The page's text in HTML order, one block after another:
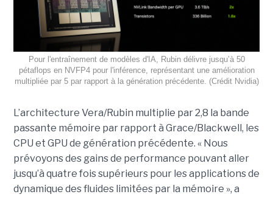
Pour l'entraînement de modèles d'IA, Rubin délivre jusqu’à 50
pétaflops en NVFP4 pour l'inférence, représentant une amélioration
multipliée par 5 par rapport à la génération précédente. (Crédit Nvidia)
L’architecture Vera/Rubin multiplie par 2,8 la bande
passante mémoire par rapport à Grace/Blackwell, les
CPU et GPU de génération précédente. « Nous
prévoyons des gains de performance pouvant aller
jusqu’à quatre fois supérieurs pour les applications de
dynamique des fluides limitées par la mémoire », a